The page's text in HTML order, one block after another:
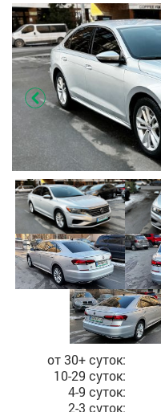
Стоимость, в
от 30+ суток:
10-29 суток:
4-9 суток:
2-3 суток: